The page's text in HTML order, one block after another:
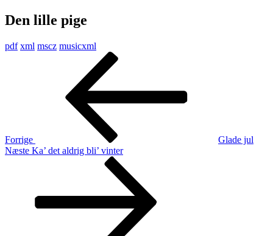
Den lille pige
pdf xml mscz musicxml
Indlægsnavigation
Forrige
Glade jul
Næste
Næste Ka’ det aldrig bli’ vinter